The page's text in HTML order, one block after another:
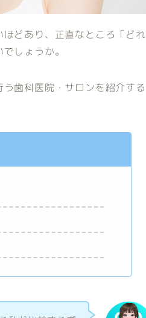
どあり、正直なところ「どれ
しょうか。
歯科医院・サロンを紹介する